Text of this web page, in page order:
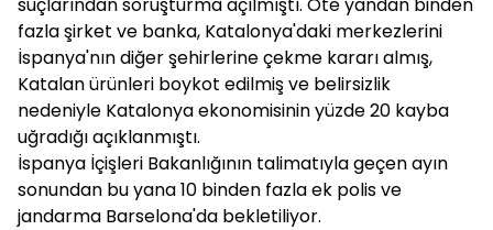
fazla şirket ve banka, Katalonya'daki merkezlerini
İspanya'nın diğer şehirlerine çekme kararı almış,
Katalan ürünleri boykot edilmiş ve belirsizlik
nedeniyle Katalonya ekonomisinin yüzde 20 kayba
uğradığı açıklanmıştı.
İspanya İçişleri Bakanlığının talimatıyla geçen ayın
sonundan bu yana 10 binden fazla ek polis ve
jandarma Barselona'da bekletiliyor.